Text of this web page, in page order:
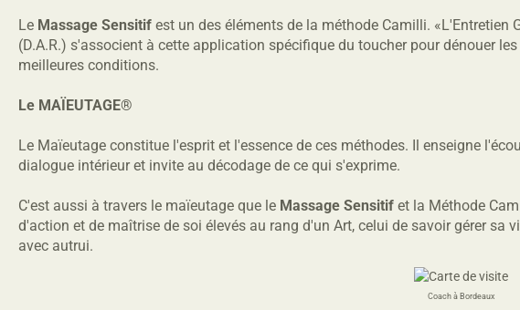
Le Massage Sensitif est un des éléments de la méthode Camilli. «L'Entretien
(D.A.R.) s'associent à cette application spécifique du toucher pour dénouer
meilleures conditions.
Le MAÏEUTAGE®
Le Maïeutage constitue l'esprit et l'essence de ces méthodes. Il enseigne
dialogue intérieur et invite au décodage de ce qui s'exprime.
C'est aussi à travers le maïeutage que le Massage Sensitif et la Méthode
d'action et de maîtrise de soi élevés au rang d'un Art, celui de savoir gérer sa
avec autrui.
Coach à Bordeaux